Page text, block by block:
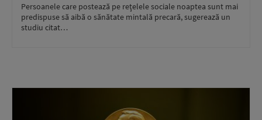
Persoanele care postează pe reţelele sociale noaptea sunt mai
predispuse să aibă o sănătate mintală precară, sugerează un
studiu citat…